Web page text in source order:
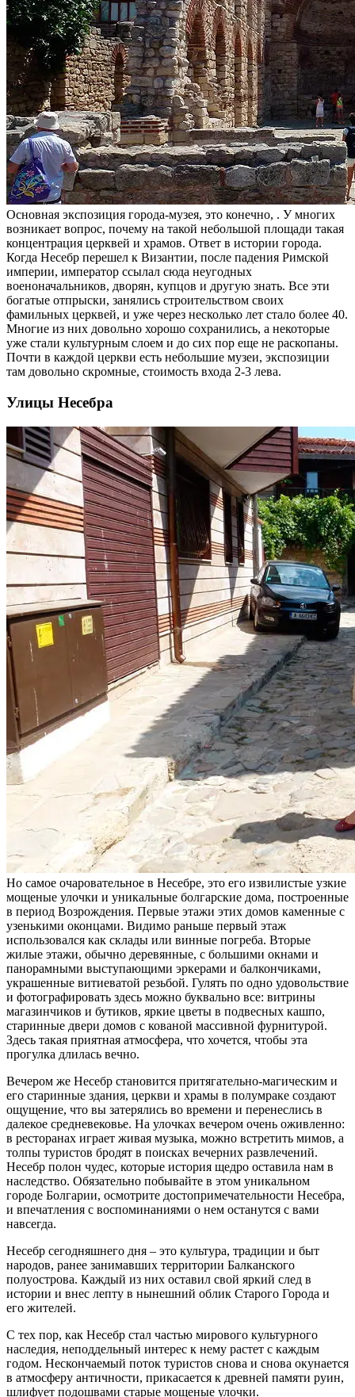
Основная экспозиция города-музея, это конечно, . У многих
возникает вопрос, почему на такой небольшой площади такая
концентрация церквей и храмов. Ответ в истории города.
Когда Несебр перешел к Византии, после падения Римской
империи, император ссылал сюда неугодных
военоначальников, дворян, купцов и другую знать. Все эти
богатые отпрыски, занялись строительством своих
фамильных церквей, и уже через несколько лет стало более 40.
Многие из них довольно хорошо сохранились, а некоторые
уже стали культурным слоем и до сих пор еще не раскопаны.
Почти в каждой церкви есть небольшие музеи, экспозиции
там довольно скромные, стоимость входа 2-3 лева.
Улицы Несебра
Но самое очаровательное в Несебре, это его извилистые узкие
мощеные улочки и уникальные болгарские дома, построенные
в период Возрождения. Первые этажи этих домов каменные с
узенькими оконцами. Видимо раньше первый этаж
использовался как склады или винные погреба. Вторые
жилые этажи, обычно деревянные, с большими окнами и
панорамными выступающими эркерами и балкончиками,
украшенные витиеватой резьбой. Гулять по одно удовольствие
и фотографировать здесь можно буквально все: витрины
магазинчиков и бутиков, яркие цветы в подвесных кашпо,
старинные двери домов с кованой массивной фурнитурой.
Здесь такая приятная атмосфера, что хочется, чтобы эта
прогулка длилась вечно.
Вечером же Несебр становится притягательно-магическим и
его старинные здания, церкви и храмы в полумраке создают
ощущение, что вы затерялись во времени и перенеслись в
далекое средневековье. На улочках вечером очень оживленно:
в ресторанах играет живая музыка, можно встретить мимов, а
толпы туристов бродят в поисках вечерних развлечений.
Несебр полон чудес, которые история щедро оставила нам в
наследство. Обязательно побывайте в этом уникальном
городе Болгарии, осмотрите достопримечательности Несебра,
и впечатления с воспоминаниями о нем останутся с вами
навсегда.
Несебр сегодняшнего дня – это культура, традиции и быт
народов, ранее занимавших территории Балканского
полуострова. Каждый из них оставил свой яркий след в
истории и внес лепту в нынешний облик Старого Города и
его жителей.
С тех пор, как Несебр стал частью мирового культурного
наследия, неподдельный интерес к нему растет с каждым
годом. Нескончаемый поток туристов снова и снова окунается
в атмосферу античности, прикасается к древней памяти руин,
шлифует подошвами старые мощеные улочки.